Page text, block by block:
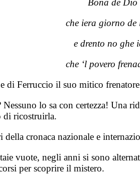
Bona de Dio
che iera giorno de
e drento no ghe
che ‘l povero
di Ferruccio il suo mitico
lo sa con certezza! Una
di ricostruirla.
cronaca nazionale e
vuote, negli anni si sono
per scoprire il mistero.